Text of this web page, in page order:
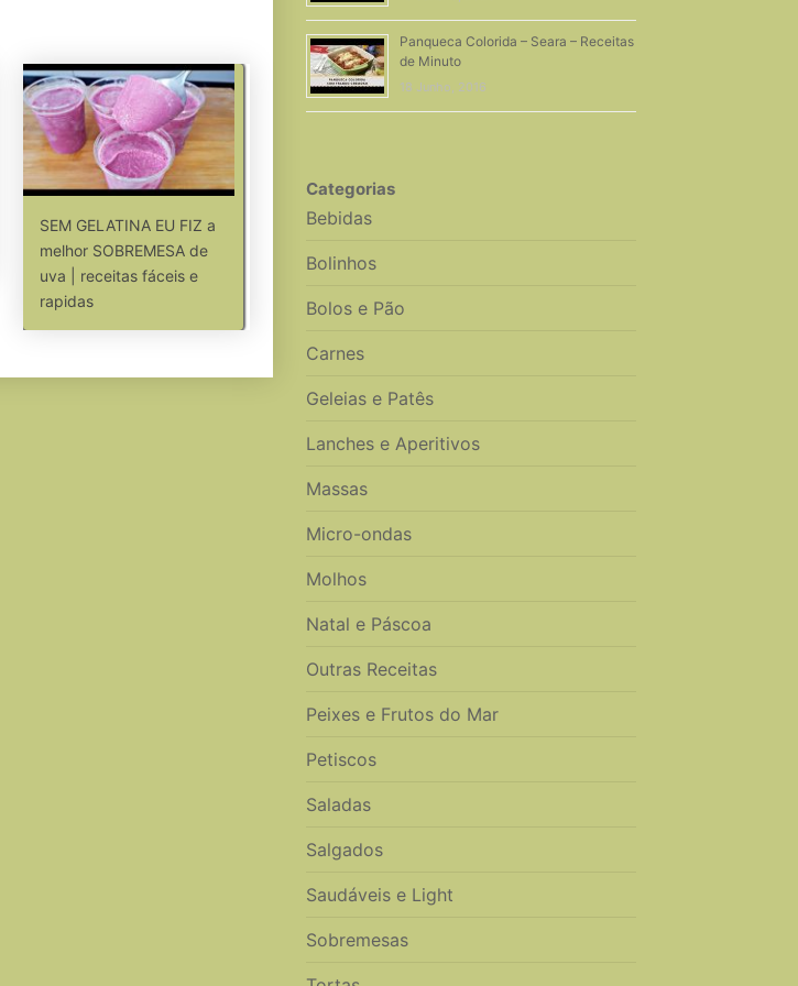
SEM GELATINA EU FIZ a
melhor SOBREMESA de
uva | receitas fáceis e
rapidas
Panqueca Colorida – Seara – Receitas
de Minuto
18 Junho, 2016
Categorias
Bebidas
Bolinhos
Bolos e Pão
Carnes
Geleias e Patês
Lanches e Aperitivos
Massas
Micro-ondas
Molhos
Natal e Páscoa
Outras Receitas
Peixes e Frutos do Mar
Petiscos
Saladas
Salgados
Saudáveis e Light
Sobremesas